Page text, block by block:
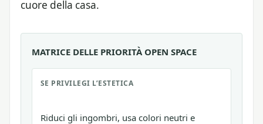
cuore della casa.
MATRICE DELLE PRIORITÀ OPEN SPACE
SE PRIVILEGI L’ESTETICA
Riduci gli ingombri, usa colori neutri e